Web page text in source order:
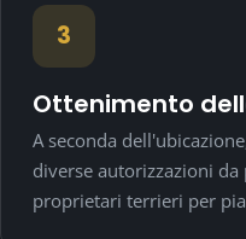
3
Ottenimento
A seconda
diverse autorizzazioni
proprietari terrieri per